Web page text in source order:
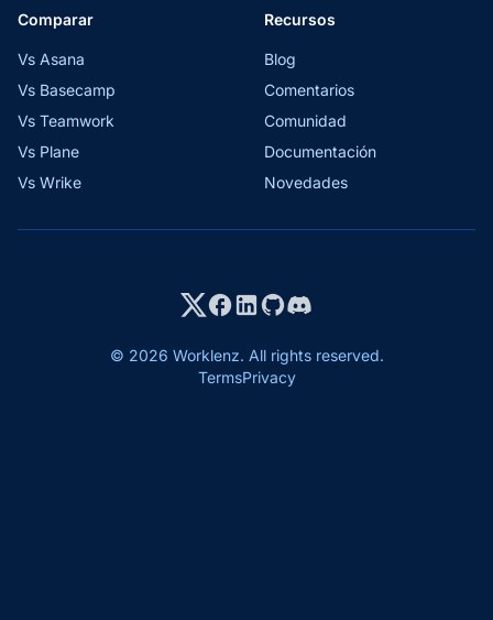
Comparar
Vs Asana
Vs Basecamp
Vs Teamwork
Vs Plane
Vs Wrike
Recursos
Blog
Comentarios
Comunidad
Documentación
Novedades
© 2026 Worklenz. All rights reserved.
TermsPrivacy